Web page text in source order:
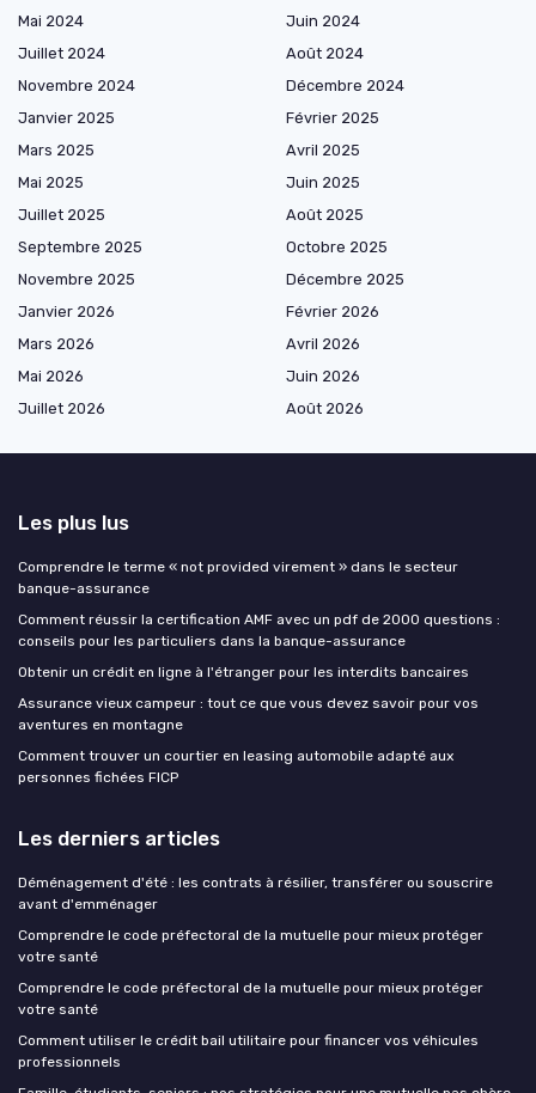
Mai 2024
Juin 2024
Juillet 2024
Août 2024
Novembre 2024
Décembre 2024
Janvier 2025
Février 2025
Mars 2025
Avril 2025
Mai 2025
Juin 2025
Juillet 2025
Août 2025
Septembre 2025
Octobre 2025
Novembre 2025
Décembre 2025
Janvier 2026
Février 2026
Mars 2026
Avril 2026
Mai 2026
Juin 2026
Juillet 2026
Août 2026
Les plus lus
Comprendre le terme « not provided virement » dans le secteur
banque-assurance
Comment réussir la certification AMF avec un pdf de 2000 questions :
conseils pour les particuliers dans la banque-assurance
Obtenir un crédit en ligne à l'étranger pour les interdits bancaires
Assurance vieux campeur : tout ce que vous devez savoir pour vos
aventures en montagne
Comment trouver un courtier en leasing automobile adapté aux
personnes fichées FICP
Les derniers articles
Déménagement d'été : les contrats à résilier, transférer ou souscrire
avant d'emménager
Comprendre le code préfectoral de la mutuelle pour mieux protéger
votre santé
Comprendre le code préfectoral de la mutuelle pour mieux protéger
votre santé
Comment utiliser le crédit bail utilitaire pour financer vos véhicules
professionnels